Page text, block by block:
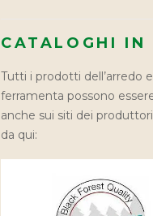
CATALOGHI IN
Tutti i prodotti dell’arredo
ferramenta possono
anche sui siti dei
da qui: